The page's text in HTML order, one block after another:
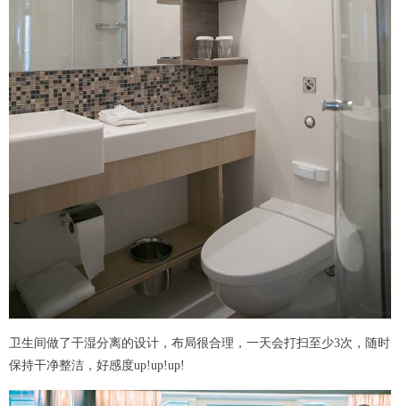
卫生间做了干湿分离的设计，布局很合理，一天会打扫至少3次，随时
保持干净整洁，好感度up!up!up!